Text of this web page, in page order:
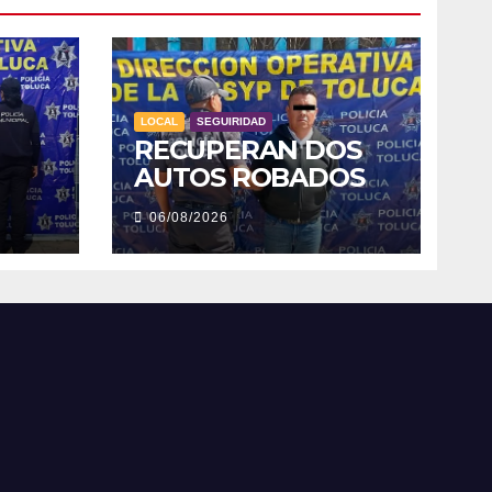
LOCAL SEGUIRIDAD
RECUPERAN DOS
AUTOS ROBADOS
06/08/2026